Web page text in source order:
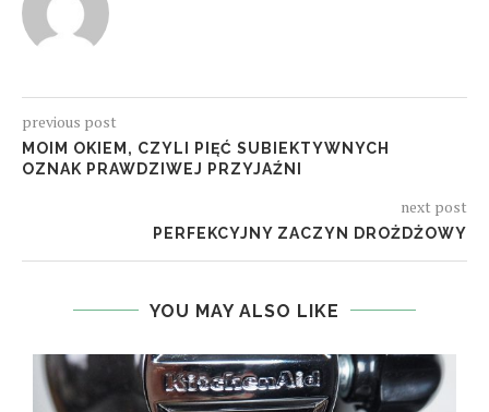
previous post
MOIM OKIEM, CZYLI PIĘĆ SUBIEKTYWNYCH
OZNAK PRAWDZIWEJ PRZYJAŹNI
next post
PERFEKCYJNY ZACZYN DROŻDŻOWY
YOU MAY ALSO LIKE